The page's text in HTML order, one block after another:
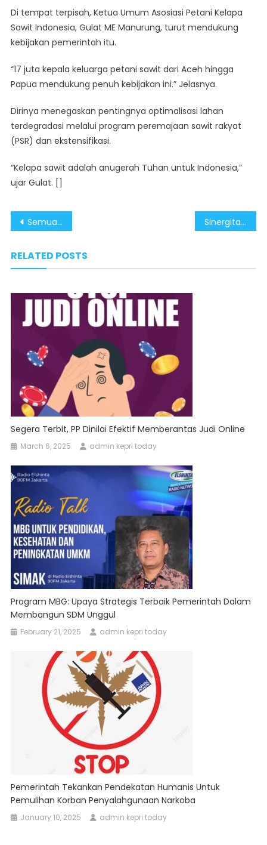
Di tempat terpisah, Ketua Umum Asosiasi Petani Kelapa
Sawit Indonesia, Gulat ME Manurung, turut mendukung
kebijakan pemerintah itu.
“17 juta kepala keluarga petani sawit dari Aceh hingga
Papua mendukung penuh kebijakan ini.” Jelasnya.
Dirinya menegaskan pentingnya optimalisasi lahan
terdegradasi melalui program peremajaan sawit rakyat
(PSR) dan ekstensifikasi.
“Kelapa sawit adalah anugerah Tuhan untuk Indonesia,”
ujar Gulat. []
Post
Semua Pihak Harus Terima Keputusan MK Dengan Lapang Dada Sinergitas Berbagai Instansi dalam Pemberantasan Narkoba
RELATED POSTS
Segera Terbit, PP Dinilai Efektif Memberantas Judi Online
March 6, 2025 admin kepri today
Program MBG: Upaya Strategis Terbaik Pemerintah Dalam
Membangun SDM Unggul
February 21, 2025 admin kepri today
Pemerintah Tekankan Pendekatan Humanis Untuk
Pemulihan Korban Penyalahgunaan Narkoba
January 10, 2025 admin kepri today